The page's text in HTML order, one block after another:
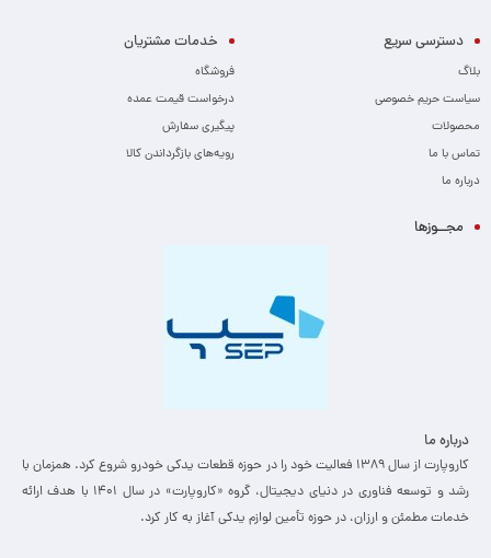
دسترسی سریع
بلاگ
سیاست حریم خصوصی
محصولات
تماس با ما
درباره ما
خدمات مشتریان
فروشگاه
درخواست قیمت عمده
پیگیری سفارش
رویه‌های بازگرداندن کالا
مجــوزها
درباره ما
کاروپارت از سال ۱۳۸۹ فعالیت خود را در حوزه قطعات یدکی خودرو شروع کرد. همزمان با
رشد و توسعه فناوری در دنیای دیجیتال، گروه «کاروپارت» در سال ۱۴۰۱ با هدف ارائه
خدمات مطمئن و ارزان، ­در حوزه تأمین لوازم یدکی آغاز به کار کرد.